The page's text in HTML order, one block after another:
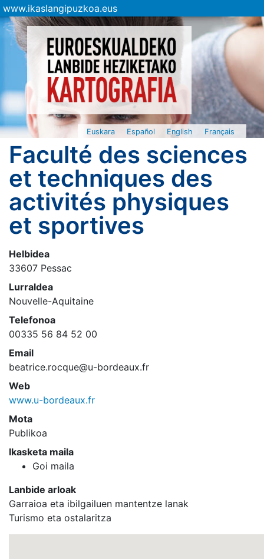
www.ikaslangipuzkoa.eus
Euskara Español English Français
Faculté des sciences
et techniques des
activités physiques
et sportives
Helbidea
33607 Pessac
Lurraldea
Nouvelle-Aquitaine
Telefonoa
00335 56 84 52 00
Email
beatrice.rocque@u-bordeaux.fr
Web
www.u-bordeaux.fr
Mota
Publikoa
Ikasketa maila
Goi maila
Lanbide arloak
Garraioa eta ibilgailuen mantentze lanak
Turismo eta ostalaritza